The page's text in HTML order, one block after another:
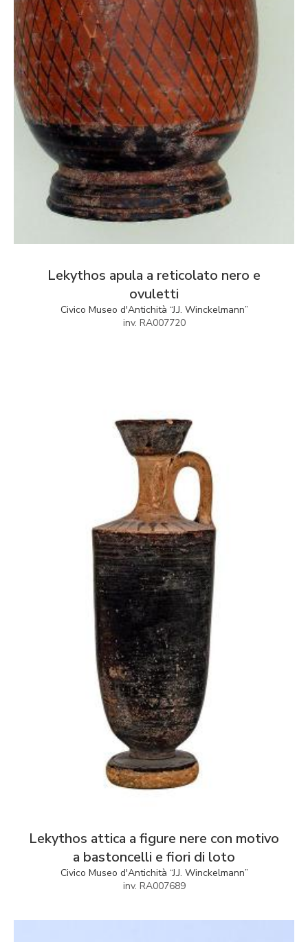
Lekythos apula a reticolato nero e
ovuletti
Civico Museo d'Antichità “J.J. Winckelmann”
inv. RA007720
Lekythos attica a figure nere con motivo
a bastoncelli e fiori di loto
Civico Museo d'Antichità “J.J. Winckelmann”
inv. RA007689